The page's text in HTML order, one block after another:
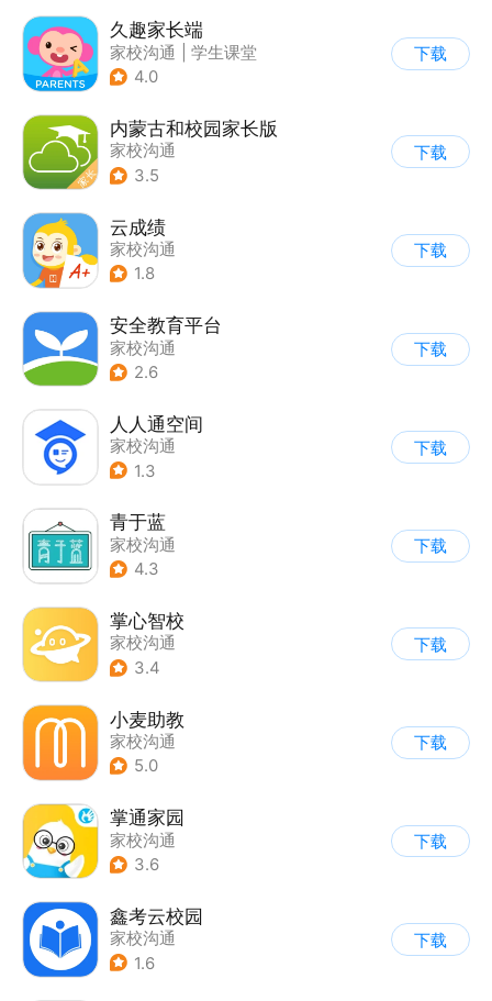
久趣家长端
家校沟通
学生课堂
4.0
下载
内蒙古和校园家长版
家校沟通
3.5
下载
云成绩
家校沟通
1.8
下载
安全教育平台
家校沟通
2.6
下载
人人通空间
家校沟通
1.3
下载
青于蓝
家校沟通
4.3
下载
掌心智校
家校沟通
3.4
下载
小麦助教
家校沟通
5.0
下载
掌通家园
家校沟通
3.6
下载
鑫考云校园
家校沟通
1.6
下载